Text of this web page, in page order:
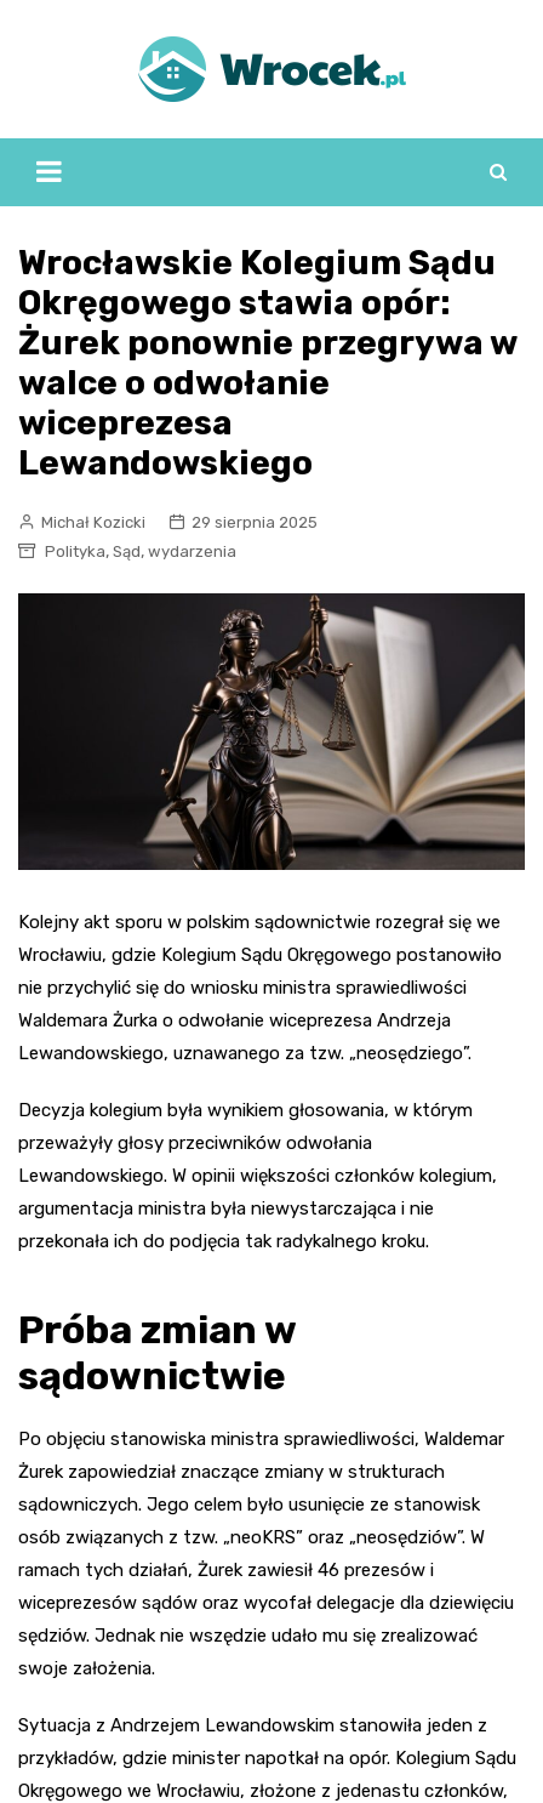
Wrocławskie Kolegium Sądu
Okręgowego stawia opór:
Żurek ponownie przegrywa w
walce o odwołanie
wiceprezesa
Lewandowskiego
Michał Kozicki
29 sierpnia 2025
Polityka, Sąd, wydarzenia
Kolejny akt sporu w polskim sądownictwie rozegrał się we
Wrocławiu, gdzie Kolegium Sądu Okręgowego postanowiło
nie przychylić się do wniosku ministra sprawiedliwości
Waldemara Żurka o odwołanie wiceprezesa Andrzeja
Lewandowskiego, uznawanego za tzw. „neosędziego”.
Decyzja kolegium była wynikiem głosowania, w którym
przeważyły głosy przeciwników odwołania
Lewandowskiego. W opinii większości członków kolegium,
argumentacja ministra była niewystarczająca i nie
przekonała ich do podjęcia tak radykalnego kroku.
Próba zmian w
sądownictwie
Po objęciu stanowiska ministra sprawiedliwości, Waldemar
Żurek zapowiedział znaczące zmiany w strukturach
sądowniczych. Jego celem było usunięcie ze stanowisk
osób związanych z tzw. „neoKRS” oraz „neosędziów”. W
ramach tych działań, Żurek zawiesił 46 prezesów i
wiceprezesów sądów oraz wycofał delegacje dla dziewięciu
sędziów. Jednak nie wszędzie udało mu się zrealizować
swoje założenia.
Sytuacja z Andrzejem Lewandowskim stanowiła jeden z
przykładów, gdzie minister napotkał na opór. Kolegium Sądu
Okręgowego we Wrocławiu, złożone z jedenastu członków,